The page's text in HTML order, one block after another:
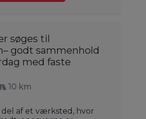
søges til
godt sammenhold
med faste
10 km
del af et værksted, hvor